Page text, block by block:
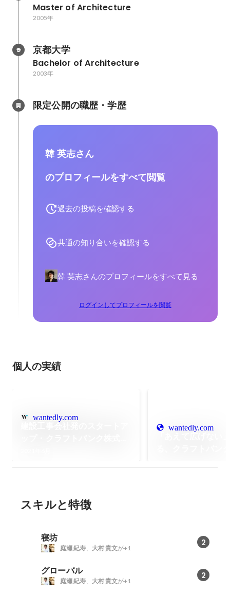
Master of Architecture
2005年
京都大学
Bachelor of Architecture
2003年
限定公開の職歴・学歴
韓 英志さん
のプロフィールをすべて閲覧
過去の投稿を確認する
共通の知り合いを確認する
韓 英志さんのプロフィールをすべて見る
ログインしてプロフィールを閲覧
個人の実績
wantedly.com
wantedly.com
スキルと特徴
寝坊 2
庭瀬 紀寿、 大村 貴文が+1
グローバル 2
庭瀬 紀寿、 大村 貴文が+1